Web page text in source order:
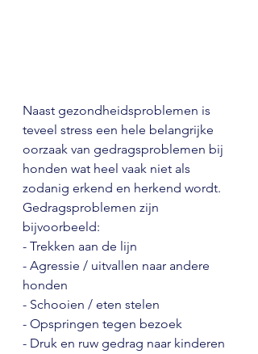
Naast gezondheidsproblemen is
teveel stress een hele belangrijke
oorzaak van gedragsproblemen bij
honden wat heel vaak niet als
zodanig erkend en herkend wordt.
Gedragsproblemen zijn
bijvoorbeeld:
- Trekken aan de lijn
- Agressie / uitvallen naar andere
honden
- Schooien / eten stelen
- Opspringen tegen bezoek
- Druk en ruw gedrag naar kinderen